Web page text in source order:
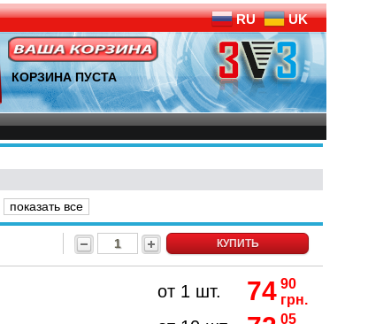
RU UK
КОРЗИНА ПУСТА
показать все
КУПИТЬ
от 1 шт. 74 90
грн.
05